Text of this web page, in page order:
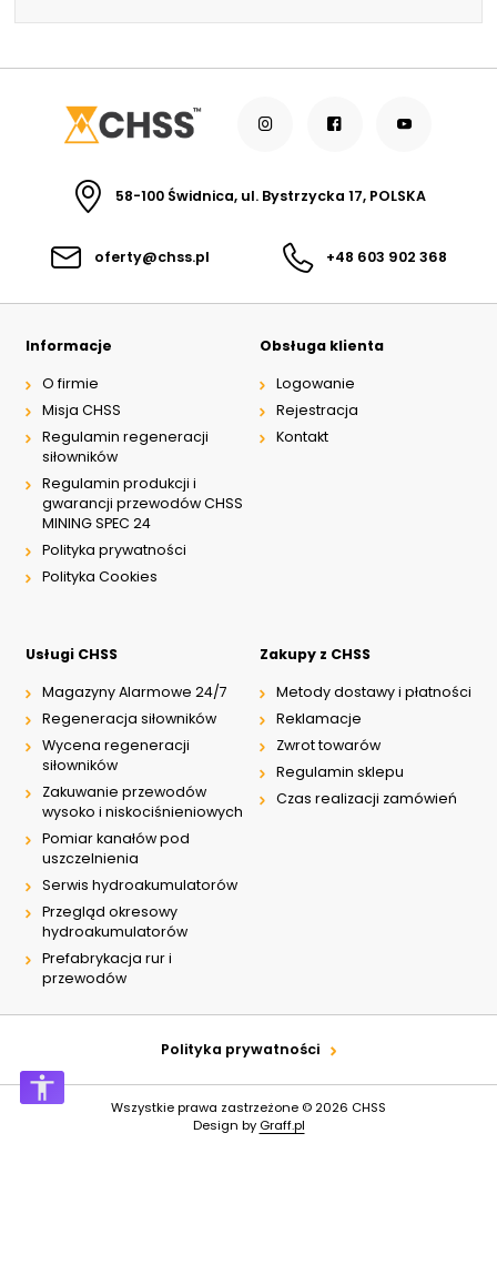
58-100 Świdnica, ul. Bystrzycka 17, POLSKA
oferty@chss.pl +48 603 902 368
Informacje
O firmie
Misja CHSS
Regulamin regeneracji
siłowników
Regulamin produkcji i
gwarancji przewodów CHSS
MINING SPEC 24
Polityka prywatności
Polityka Cookies
Obsługa klienta
Logowanie
Rejestracja
Kontakt
Usługi CHSS
Magazyny Alarmowe 24/7
Regeneracja siłowników
Wycena regeneracji
siłowników
Zakuwanie przewodów
wysoko i niskociśnieniowych
Pomiar kanałów pod
uszczelnienia
Serwis hydroakumulatorów
Przegląd okresowy
hydroakumulatorów
Prefabrykacja rur i
przewodów
Zakupy z CHSS
Metody dostawy i płatności
Reklamacje
Zwrot towarów
Regulamin sklepu
Czas realizacji zamówień
Polityka prywatności
Wszystkie prawa zastrzeżone © 2026 CHSS
Design by Graff.pl